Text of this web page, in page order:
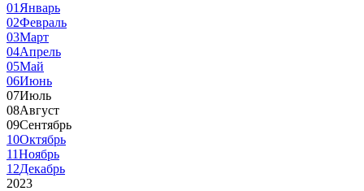
01 Январь
02Февраль
03Март
04Апрель
05Май
06Июнь
07Июль
08Август
09Сентябрь
10Октябрь
11Ноябрь
12Декабрь
2023